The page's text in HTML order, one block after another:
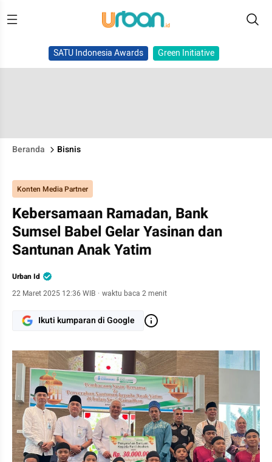
SATU Indonesia Awards Green Initiative
Beranda Bisnis
Konten Media Partner
Kebersamaan Ramadan, Bank
Sumsel Babel Gelar Yasinan dan
Santunan Anak Yatim
Urban Id
22 Maret 2025 12:36 WIB · waktu baca 2 menit
Ikuti kumparan di Google